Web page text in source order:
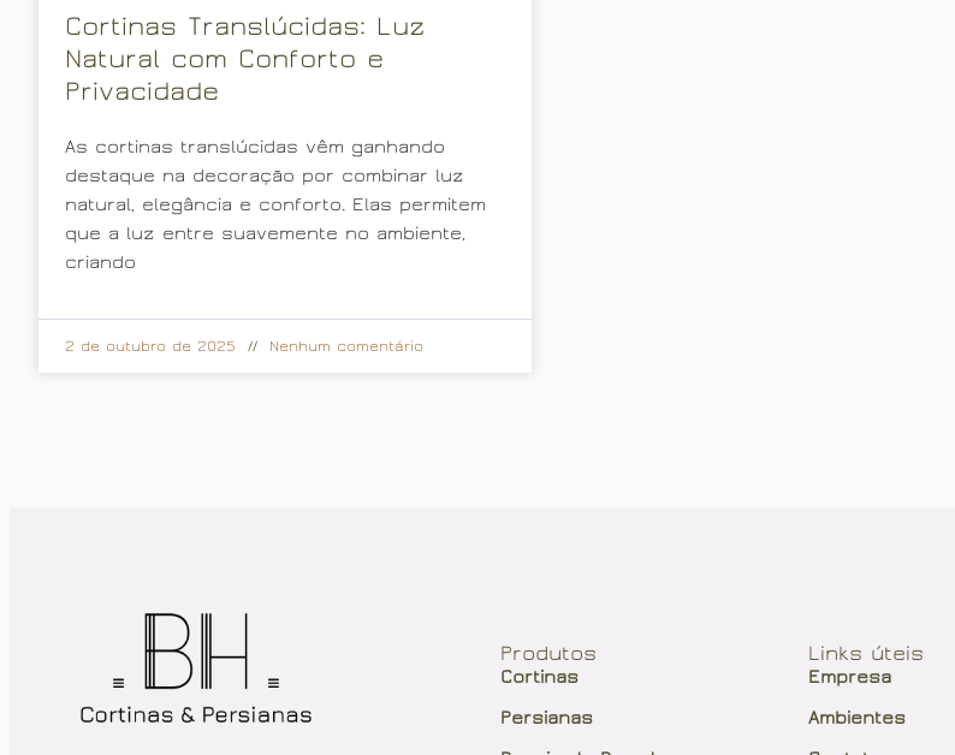
Cortinas Translúcidas: Luz
Natural com Conforto e
Privacidade
As cortinas translúcidas vêm ganhando
destaque na decoração por combinar luz
natural, elegância e conforto. Elas permitem
que a luz entre suavemente no ambiente,
criando
2 de outubro de 2025 Nenhum comentário
Produtos
Cortinas
Persianas
Links úteis
Empresa
Ambientes